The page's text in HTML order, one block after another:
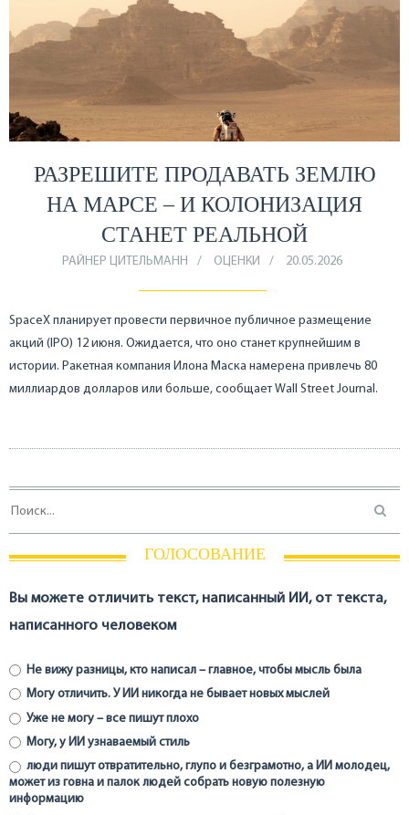
РАЗРЕШИТЕ ПРОДАВАТЬ ЗЕМЛЮ
НА МАРСЕ – И КОЛОНИЗАЦИЯ
СТАНЕТ РЕАЛЬНОЙ
РАЙНЕР ЦИТЕЛЬМАНН ОЦЕНКИ 20.05.2026
SpaceX планирует провести первичное публичное размещение
акций (IPO) 12 июня. Ожидается, что оно станет крупнейшим в
истории. Ракетная компания Илона Маска намерена привлечь 80
миллиардов долларов или больше, сообщает Wall Street Journal.
ГОЛОСОВАНИЕ
Вы можете отличить текст, написанный ИИ, от текста,
написанного человеком
Не вижу разницы, кто написал – главное, чтобы мысль была
Могу отличить. У ИИ никогда не бывает новых мыслей
Уже не могу – все пишут плохо
Могу, у ИИ узнаваемый стиль
люди пишут отвратительно, глупо и безграмотно, а ИИ молодец,
может из говна и палок людей собрать новую полезную
информацию